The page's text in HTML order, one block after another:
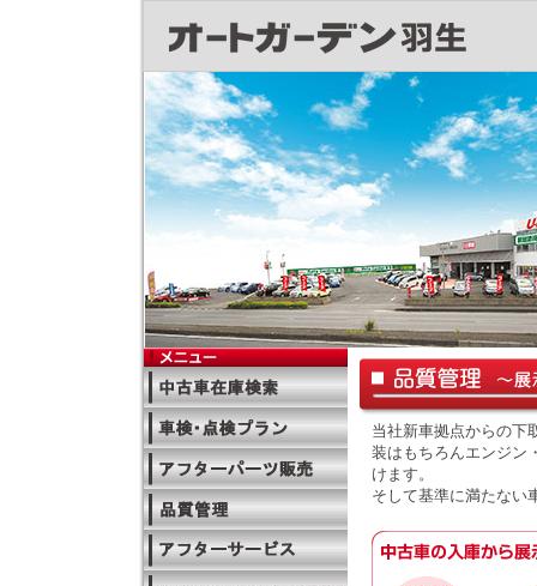
当社新車拠点からの下
装はもちろんエンジン
けます。
そして基準に満たない